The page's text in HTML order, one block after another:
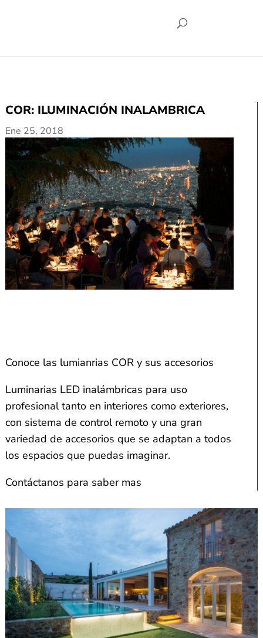
COR: ILUMINACIÓN INALAMBRICA
Ene 25, 2018
Conoce las lumianrias COR y sus accesorios
Luminarias LED inalámbricas para uso
profesional tanto en interiores como exteriores,
con sistema de control remoto y una gran
variedad de accesorios que se adaptan a todos
los espacios que puedas imaginar.
Contáctanos para saber mas